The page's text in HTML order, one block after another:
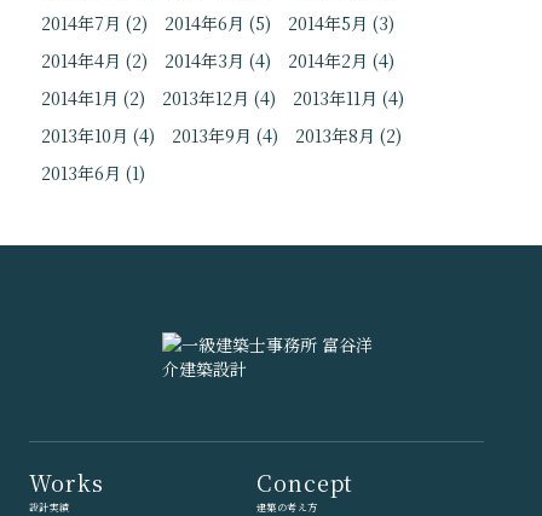
2014年7月 (2) 2014年6月 (5) 2014年5月 (3)
2014年4月 (2) 2014年3月 (4) 2014年2月 (4)
2014年1月 (2) 2013年12月 (4) 2013年11月 (4)
2013年10月 (4) 2013年9月 (4) 2013年8月 (2)
2013年6月 (1)
Works
設計実績
Concept
建築の考え方